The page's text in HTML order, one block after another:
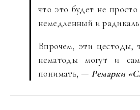
что это будет не просто
немедленный и
Впрочем, эти цестоды,
нематоды могут и
понимать, — Ремарки